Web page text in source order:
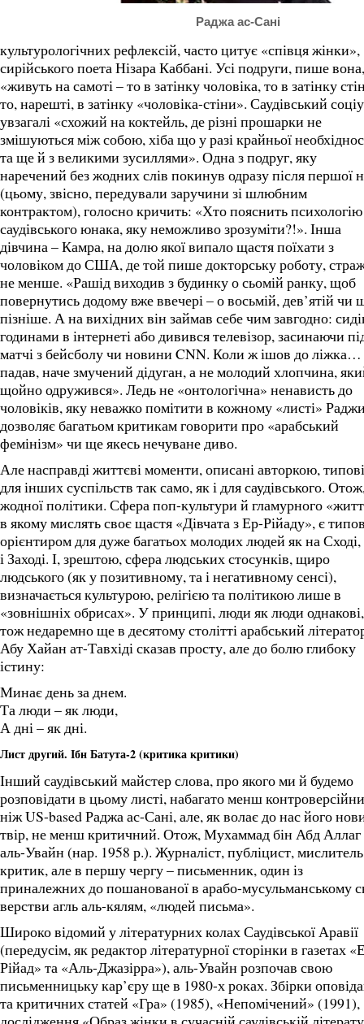
Раджа ас-Сані
культурологічних рефлексій, часто цитує «співця жінки»,
сирійського поета Нізара Каббані. Усі подруги, пише вона,
«живуть на самоті – то в затінку чоловіка, то в затінку
то, нарешті, в затінку «чоловіка-стіни». Саудівський
увзагалі «схожий на коктейль, де різні прошарки не
змішуються між собою, хіба що у разі крайньої
та ще й з великими зусиллями». Одна з подруг, яку
наречений без жодних слів покинув одразу після першої
(цьому, звісно, передували заручини зі шлюбним
контрактом), голосно кричить: «Хто пояснить психологію
саудівського юнака, яку неможливо зрозуміти?!». Інша
дівчина – Камра, на долю якої випало щастя поїхати з
чоловіком до США, де той пише докторську роботу,
не менше. «Рашід виходив з будинку о сьомій ранку, щоб
повернутись додому вже ввечері – о восьмій, дев’ятій чи
пізніше. А на вихідних він займав себе чим завгодно:
годинами в інтернеті або дивився телевізор, засинаючи
матчі з бейсболу чи новини CNN. Коли ж ішов до ліжка…
падав, наче змучений дідуган, а не молодий хлопчина,
щойно одружився». Ледь не «онтологічна» ненависть до
чоловіків, яку неважко помітити в кожному «листі»
дозволяє багатьом критикам говорити про «арабський
фемінізм» чи ще якесь нечуване диво.
Але насправді життєві моменти, описані авторкою, типові
для інших суспільств так само, як і для саудівського.
жодної політики. Сфера поп-культури й гламурного
в якому мислять своє щастя «Дівчата з Ер-Рійаду», є
орієнтиром для дуже багатьох молодих людей як на Сході,
і Заході. І, зрештою, сфера людських стосунків, щиро
людського (як у позитивному, та і негативному сенсі),
визначається культурою, релігією та політикою лише в
«зовнішніх обрисах». У принципі, люди як люди однакові,
тож недаремно ще в десятому столітті арабський
Абу Хайан ат-Тавхіді сказав просту, але до болю глибоку
істину:
Минає день за днем.
Та люди – як люди,
А дні – як дні.
Лист другий. Ібн Батута-2 (критика критики)
Інший саудівський майстер слова, про якого ми й будемо
розповідати в цьому листі, набагато менш
ніж US-based Раджа ас-Сані, але, як волає до нас його
твір, не менш критичний. Отож, Мухаммад бін Абд Аллаг
аль-Увайн (нар. 1958 р.). Журналіст, публіцист,
критик, але в першу чергу – письменник, один із
приналежних до пошанованої в арабо-мусульманському
верстви агль аль-кялям, «людей письма».
Широко відомий у літературних колах Саудівської Аравії
(передусім, як редактор літературної сторінки в газетах
Рійад» та «Аль-Джазірра»), аль-Увайн розпочав свою
письменницьку кар’єру ще в 1980-х роках. Збірки
та критичних статей «Гра» (1985), «Непомічений» (1991),